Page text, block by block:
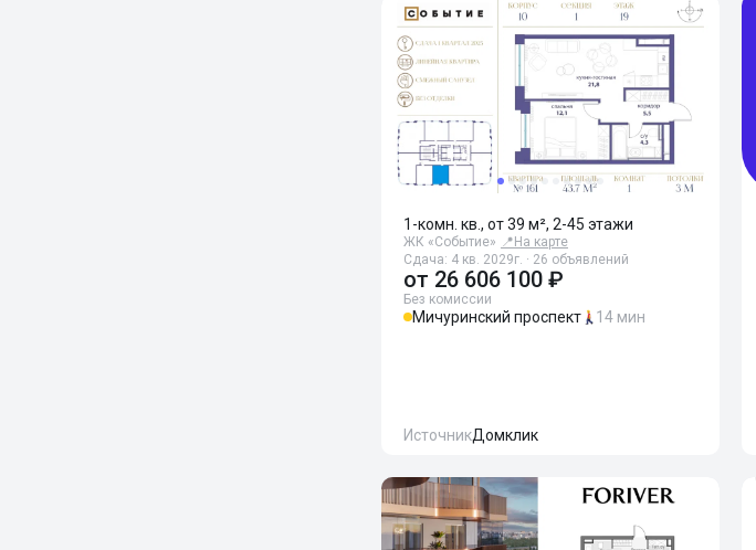
1-комн. кв., от 39 м², 2-45 этажи
ЖК «Событие» 📍 На карте
Сдача: 4 кв. 2029г. · 26 объявлений
от 26 606 100 ₽
Без комиссии
Мичуринский проспект 14 мин
ИсточникДомклик